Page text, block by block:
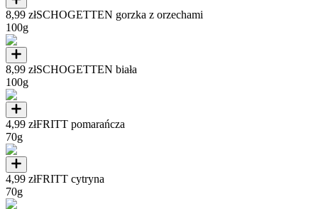
8,99 złSCHOGETTEN gorzka z orzechami
100g
8,99 złSCHOGETTEN biała
100g
4,99 złFRITT pomarańcza
70g
4,99 złFRITT cytryna
70g